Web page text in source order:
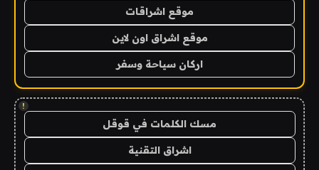
موقع اشراقات
موقع اشراق اون لاين
اركان سياحة وسفر
!
مسك الكلمات في قوقل
اشراق التقنية